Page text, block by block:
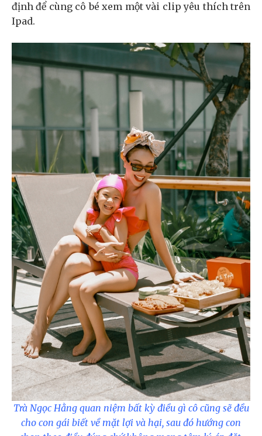
định để cùng cô bé xem một vài clip yêu thích trên
Ipad.
Trà Ngọc Hằng quan niệm bất kỳ điều gì cô cũng sẽ đều
cho con gái biết về mặt lợi và hại, sau đó hướng con